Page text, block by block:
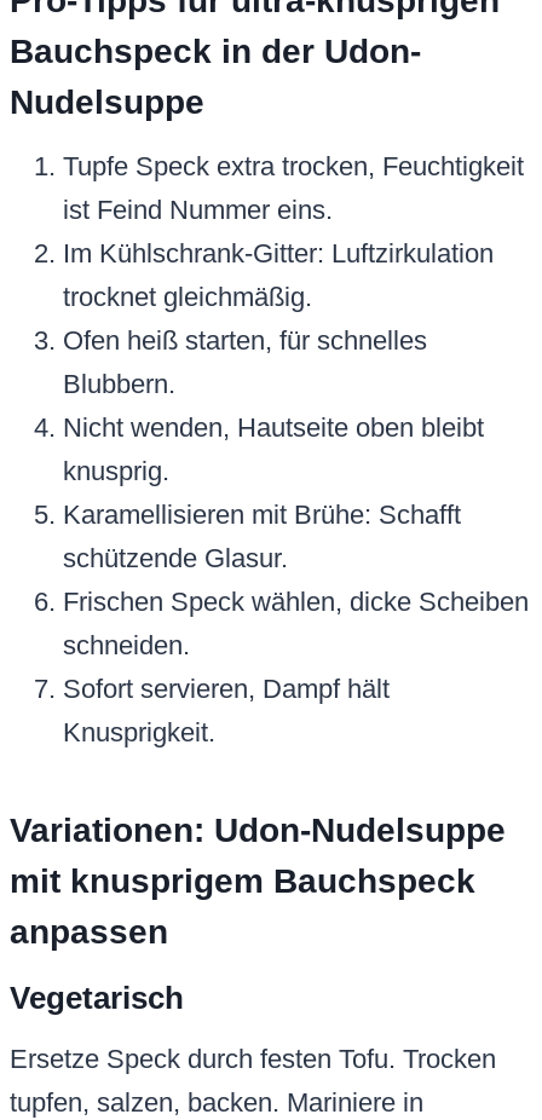
Bauchspeck in der Udon-
Nudelsuppe
Tupfe Speck extra trocken, Feuchtigkeit
ist Feind Nummer eins.
Im Kühlschrank-Gitter: Luftzirkulation
trocknet gleichmäßig.
Ofen heiß starten, für schnelles
Blubbern.
Nicht wenden, Hautseite oben bleibt
knusprig.
Karamellisieren mit Brühe: Schafft
schützende Glasur.
Frischen Speck wählen, dicke Scheiben
schneiden.
Sofort servieren, Dampf hält
Knusprigkeit.
Variationen: Udon-Nudelsuppe
mit knusprigem Bauchspeck
anpassen
Vegetarisch
Ersetze Speck durch festen Tofu. Trocken
tupfen, salzen, backen. Mariniere in